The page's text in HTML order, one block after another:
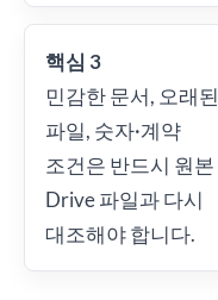
핵심 3
민감한 문서, 오래된
파일, 숫자·계약
조건은 반드시 원본
Drive 파일과 다시
대조해야 합니다.